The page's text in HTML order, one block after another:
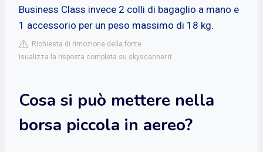
Business Class invece 2 colli di bagaglio a mano e
1 accessorio per un peso massimo di 18 kg.
Richiesta di rimozione della fonte
isualizza la risposta completa su skyscanner.it
Cosa si può mettere nella
borsa piccola in aereo?